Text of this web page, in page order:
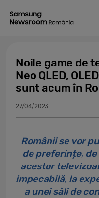
Noile game de
Neo QLED,
sunt acum în
27/04/2023
Românii se vor
de preferințe, de
acestor
impecabilă, la
a unei săli de